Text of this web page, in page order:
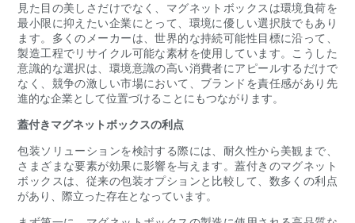
見た目の美しさだけでなく、マグネットボックスは環境負荷を
最小限に抑えたい企業にとって、環境に優しい選択肢でもあり
ます。多くのメーカーは、世界的な持続可能性目標に沿って、
製造工程でリサイクル可能な素材を使用しています。こうした
意識的な選択は、環境意識の高い消費者にアピールするだけで
なく、競争の激しい市場において、ブランドを責任感があり先
進的な企業として位置づけることにもつながります。
蓋付きマグネットボックスの利点
包装ソリューションを検討する際には、耐久性から美観まで、
さまざまな要素が効果に影響を与えます。蓋付きのマグネット
ボックスは、従来の包装オプションと比較して、数多くの利点
があり、際立った存在となっています。